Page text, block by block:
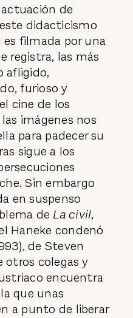
de
didacticismo
filmada por una
registra, las más
afligido,
furioso y
cine de los
imágenes nos
para padecer su
sigue a los
Sin embargo
en suspenso
de La civil,
Haneke condenó
de Steven
otros colegas y
encuentra
que unas
a punto de liberar